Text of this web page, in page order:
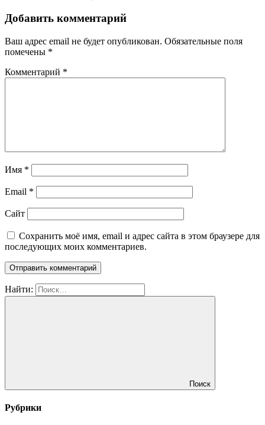
Добавить комментарий
Ваш адрес email не будет опубликован. Обязательные поля
помечены *
Комментарий *
Имя *
Email *
Сайт
Сохранить моё имя, email и адрес сайта в этом браузере для
последующих моих комментариев.
Найти:
Поиск
Рубрики